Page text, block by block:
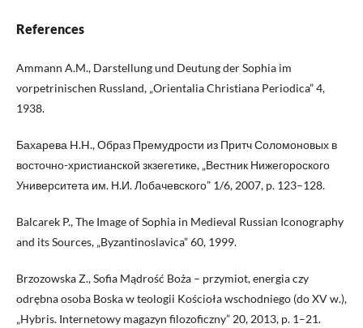
References
Ammann A.M., Darstellung und Deutung der Sophia im
vorpetrinischen Russland, „Orientalia Christiana Periodica” 4,
1938.
Бахарева H.H., Образ Премудрости из Притч Соломоновых в
восточно-христианской зкзегетике, „Вестник Нижегороского
Университета им. Н.И. Лобачевского” 1/6, 2007, p. 123–128.
Balcarek P., The Image of Sophia in Medieval Russian Iconography
and its Sources, „Byzantinoslavica” 60, 1999.
Brzozowska Z., Sofia Mądrość Boża – przymiot, energia czy
odrębna osoba Boska w teologii Kościoła wschodniego (do XV w.),
„Hybris. Internetowy magazyn filozoficzny” 20, 2013, p. 1–21.